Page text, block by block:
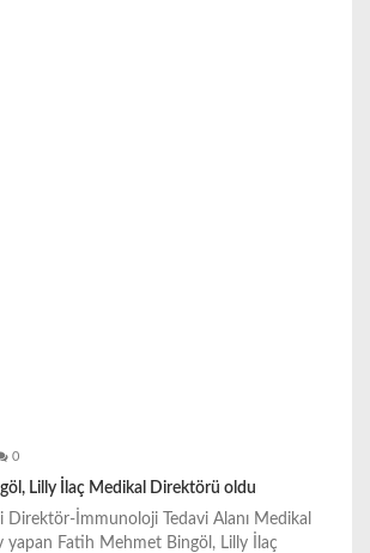
0
Lilly İlaç Medikal Direktörü oldu
Direktör-İmmunoloji Tedavi Alanı Medikal
yapan Fatih Mehmet Bingöl, Lilly İlaç